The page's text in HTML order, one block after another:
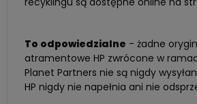
To odpowiedzialne - żadne
atramentowe HP zwrócone w
Planet Partners nie są nigdy
HP nigdy nie napełnia ani nie